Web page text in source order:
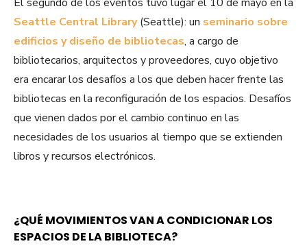
El segundo de los eventos tuvo lugar el 10 de mayo en la
Seattle Central Library(Seattle): un seminario sobre
edificios y diseño de bibliotecas, a cargo de
bibliotecarios, arquitectos y proveedores, cuyo objetivo
era encarar los desafíos a los que deben hacer frente las
bibliotecas en la reconfiguración de los espacios. Desafíos
que vienen dados por el cambio continuo en las
necesidades de los usuarios al tiempo que se extienden
libros y recursos electrónicos.
¿QUÉ MOVIMIENTOS VAN A CONDICIONAR LOS
ESPACIOS DE LA BIBLIOTECA?